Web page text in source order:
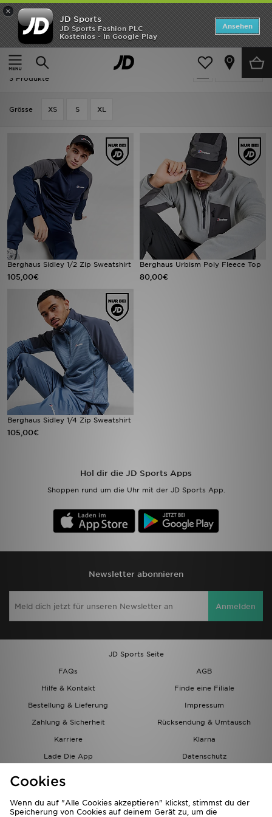
×
JD Sports
JD Sports Fashion PLC
Kostenlos - In Google Play
Ansehen
Startseite
Herren Herrenbekleidung Sweatshirts
verfeinern
Herren - Berghaus Sweatshirts
3 Produkte
Grӧsse XS S XL
Berghaus Sidley 1/2 Zip Sweatshirt
105,00€
Berghaus Urbism Poly Fleece Top
80,00€
Berghaus Sidley 1/4 Zip Sweatshirt
105,00€
Hol dir die JD Sports Apps
Shoppen rund um die Uhr mit der JD Sports App.
Newsletter abonnieren
Anmelden
JD Sports Seite
FAQs
AGB
Hilfe & Kontakt
Finde eine Filiale
Bestellung & Lieferung
Impressum
Zahlung & Sicherheit
Rücksendung & Umtausch
Karriere
Klarna
Lade Die App
Datenschutz
Startseite
ANGEBOTE
Marken
Damen
Kinder
Bestsellers
JD Exklusives
Lade Die APP
Geschenkkarte
Filialfinder
Mein JD
Meine Nachrichten
Hilfe & Kontakt
Trending Styles
Cookies
Wenn du auf "Alle Cookies akzeptieren" klickst, stimmst du der
Speicherung von Cookies auf deinem Gerät zu, um die